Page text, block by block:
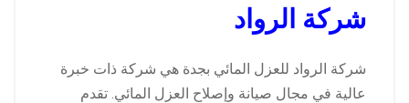
شركة الرواد
شركة الرواد للعزل المائي بجدة هي شركة ذات خبرة
عالية في مجال صيانة وإصلاح العزل المائي. تقدم